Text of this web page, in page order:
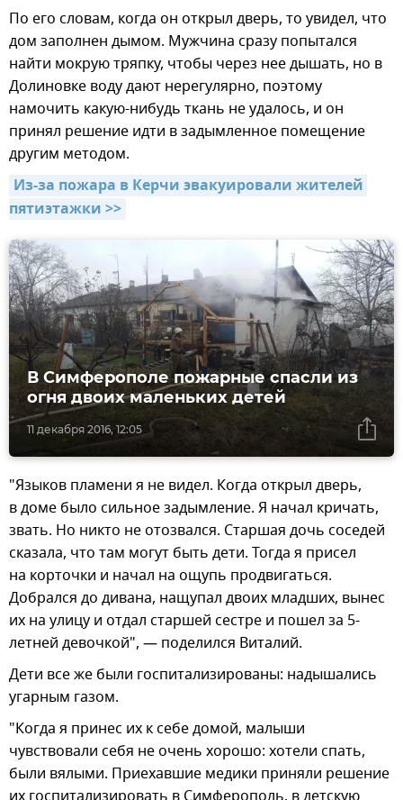
По его словам, когда он открыл дверь, то увидел, что
дом заполнен дымом. Мужчина сразу попытался
найти мокрую тряпку, чтобы через нее дышать, но в
Долиновке воду дают нерегулярно, поэтому
намочить какую-нибудь ткань не удалось, и он
принял решение идти в задымленное помещение
другим методом.
Из-за пожара в Керчи эвакуировали жителей
пятиэтажки >>
11 декабря 2016, 12:05
В Симферополе пожарные спасли из
огня двоих маленьких детей
"Языков пламени я не видел. Когда открыл дверь,
в доме было сильное задымление. Я начал кричать,
звать. Но никто не отозвался. Старшая дочь соседей
сказала, что там могут быть дети. Тогда я присел
на корточки и начал на ощупь продвигаться.
Добрался до дивана, нащупал двоих младших, вынес
их на улицу и отдал старшей сестре и пошел за 5-
летней девочкой", — поделился Виталий.
Дети все же были госпитализированы: надышались
угарным газом.
"Когда я принес их к себе домой, малыши
чувствовали себя не очень хорошо: хотели спать,
были вялыми. Приехавшие медики приняли решение